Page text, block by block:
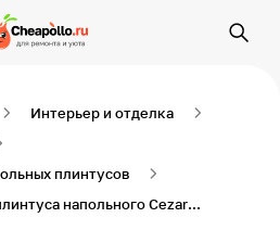
Интерьер и отделка
плинтусов
Уголок внутренний для плинтуса напольного Cezar серии Hi-Line Дуб Найк, 1 шт